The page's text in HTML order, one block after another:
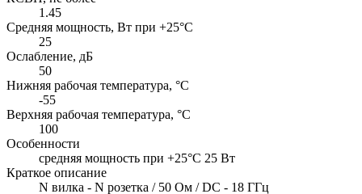
1.45
Средняя мощность, Вт при +25°C
25
Ослабление, дБ
50
Нижняя рабочая температура, °C
-55
Верхняя рабочая температура, °C
100
Особенности
cредняя мощность при +25°C 25 Вт
Краткое описание
N вилка - N розетка / 50 Ом / DC - 18 ГГц